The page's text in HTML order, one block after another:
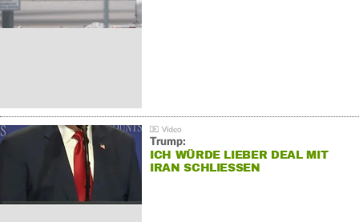
Trump:
ICH WÜRDE LIEBER DEAL MIT
IRAN SCHLIESSEN